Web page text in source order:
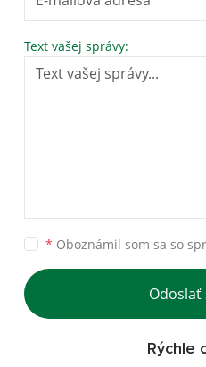
Text vašej správy:
* Oboznámil som sa so
Odoslať
Rýchle